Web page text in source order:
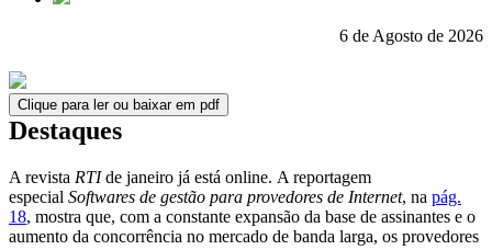
6 de Agosto de 2026
Clique para ler ou baixar em pdf
Destaques
A revista RTIde janeiro já está online. A reportagem
especial Softwares de gestão para provedores de Internet, na pág.
18, mostra que, com a constante expansão da base de assinantes e o
aumento da concorrência no mercado de banda larga, os provedores